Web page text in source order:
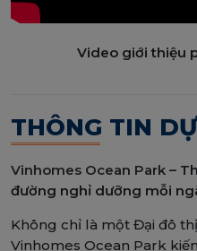
Video giới thiệu
THÔNG TIN
Vinhomes Ocean Park –
đường nghỉ dưỡng mỗi
Không chỉ là một Đại đô
Vinhomes Ocean Park